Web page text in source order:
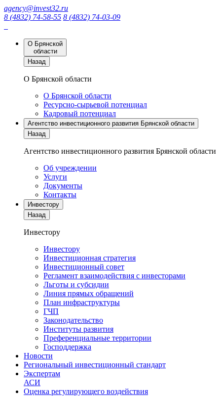
agency@invest32.ru
8 (4832) 74-58-55 8 (4832) 74-03-09
О Брянской
области
Назад
О Брянской области
О Брянской области
Ресурсно-сырьевой потенциал
Кадровый потенциал
Агентство инвестиционного развития Брянской области
Назад
Агентство инвестиционного развития Брянской области
Об учреждении
Услуги
Документы
Контакты
Инвестору
Назад
Инвестору
Инвестору
Инвестиционная стратегия
Инвестиционный совет
Регламент взаимодействия с инвесторами
Льготы и субсидии
Линия прямых обращений
План инфраструктуры
ГЧП
Законодательство
Институты развития
Преференциальные территории
Господдержка
Новости
Региональный инвестиционный стандарт
Экспертам
АСИ
Оценка регулирующего воздействия